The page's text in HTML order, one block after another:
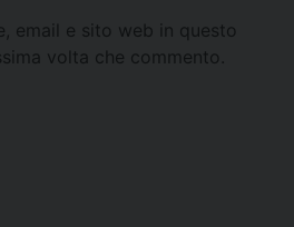
email e sito web in questo
volta che commento.